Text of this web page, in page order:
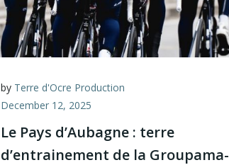
by Terre d'Ocre Production
December 12, 2025
Le Pays d’Aubagne : terre
d’entrainement de la Groupama-